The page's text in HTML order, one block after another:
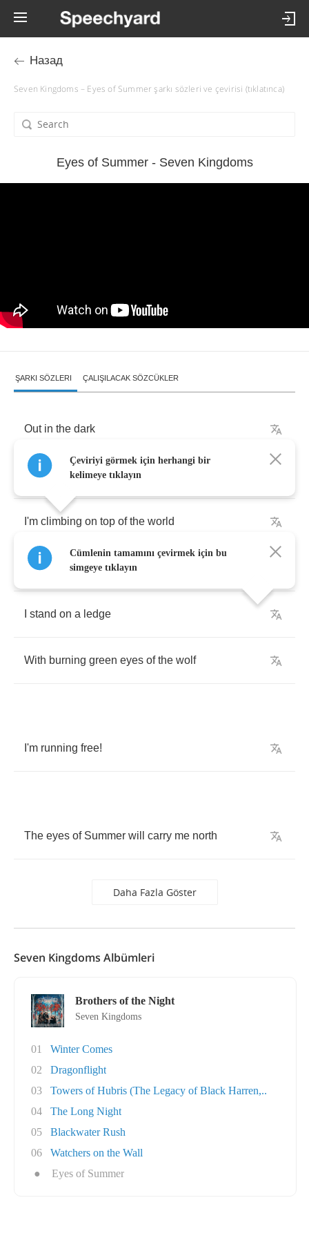
Назад
Seven Kingdoms – Eyes of Summer şarkı sözleri ve çevirisi (tıklatınca)
Eyes of Summer - Seven Kingdoms
ŞARKI SÖZLERI ÇALIŞILACAK SÖZCÜKLER
Out in the dark
At home on the edge
I'm climbing on top of the world
As north wind blows
stand on a ledge
With burning green eyes of the wolf
I'm running free!
The eyes of Summer will carry me north
Daha Fazla Göster
Çeviriyi görmek için herhangi bir
kelimeye tıklayın
Cümlenin tamamını çevirmek için bu
simgeye tıklayın
Seven Kingdoms Albümleri
Brothers of the Night
Seven Kingdoms
01
Winter Comes
02
Dragonflight
03
Towers of Hubris (The Legacy of Black Harren,..
04
The Long Night
05
Blackwater Rush
06
Watchers on the Wall
●
Eyes of Summer